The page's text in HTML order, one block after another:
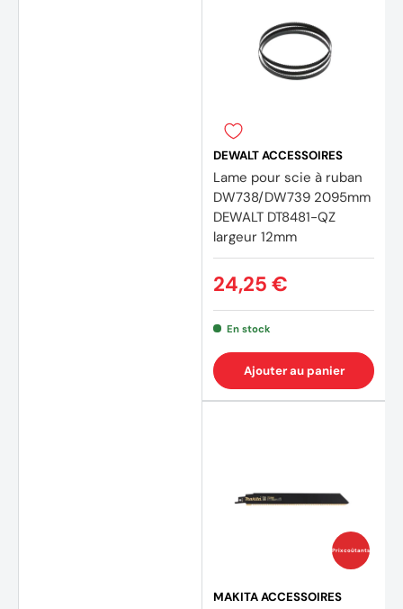
DEWALT ACCESSOIRES
Lame pour scie à ruban
DW738/DW739 2095mm
DEWALT DT8481-QZ
largeur 12mm
24,25 €
En stock
Ajouter au panier
Prix coûtants
MAKITA ACCESSOIRES